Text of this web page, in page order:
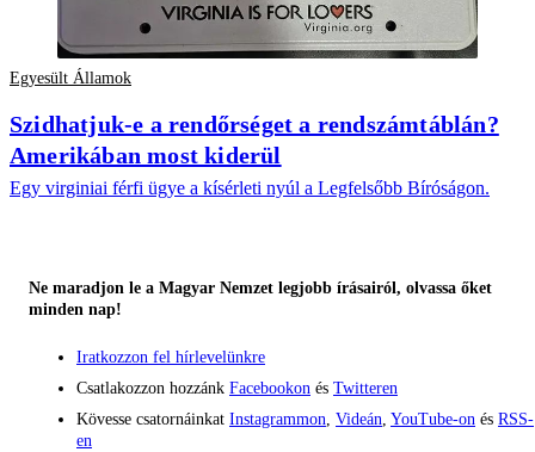
Egyesült Államok
Szidhatjuk-e a rendőrséget a rendszámtáblán?
Amerikában most kiderül
Egy virginiai férfi ügye a kísérleti nyúl a Legfelsőbb Bíróságon.
Ne maradjon le a Magyar Nemzet legjobb írásairól, olvassa őket
minden nap!
Iratkozzon fel hírlevelünkre
Csatlakozzon hozzánk Facebookon és Twitteren
Kövesse csatornáinkat Instagrammon, Videán, YouTube-on és RSS-
en